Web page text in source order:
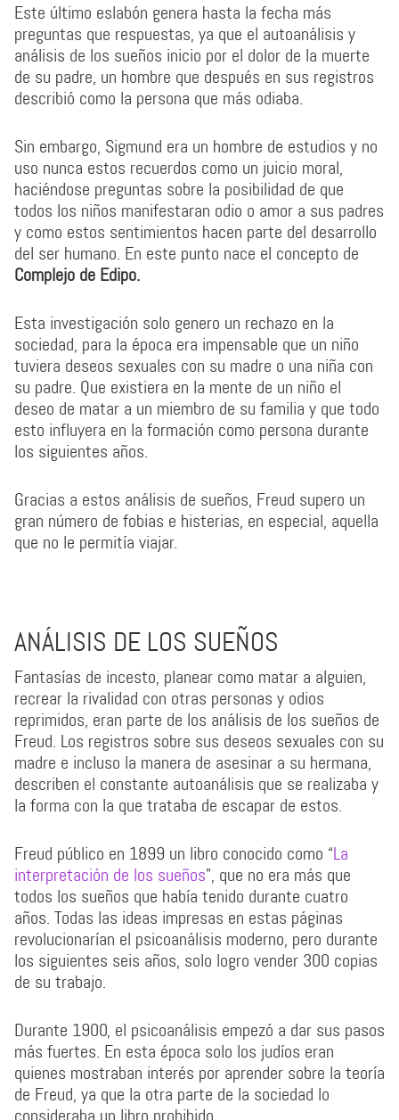
Este último eslabón genera hasta la fecha más
preguntas que respuestas, ya que el autoanálisis y
análisis de los sueños inicio por el dolor de la muerte
de su padre, un hombre que después en sus registros
describió como la persona que más odiaba.
Sin embargo, Sigmund era un hombre de estudios y no
uso nunca estos recuerdos como un juicio moral,
haciéndose preguntas sobre la posibilidad de que
todos los niños manifestaran odio o amor a sus padres
y como estos sentimientos hacen parte del desarrollo
del ser humano. En este punto nace el concepto de
Complejo de Edipo.
Esta investigación solo genero un rechazo en la
sociedad, para la época era impensable que un niño
tuviera deseos sexuales con su madre o una niña con
su padre. Que existiera en la mente de un niño el
deseo de matar a un miembro de su familia y que todo
esto influyera en la formación como persona durante
los siguientes años.
Gracias a estos análisis de sueños, Freud supero un
gran número de fobias e histerias, en especial, aquella
que no le permitía viajar.
ANÁLISIS DE LOS SUEÑOS
Fantasías de incesto, planear como matar a alguien,
recrear la rivalidad con otras personas y odios
reprimidos, eran parte de los análisis de los sueños de
Freud. Los registros sobre sus deseos sexuales con su
madre e incluso la manera de asesinar a su hermana,
describen el constante autoanálisis que se realizaba y
la forma con la que trataba de escapar de estos.
Freud público en 1899 un libro conocido como “La
interpretación de los sueños”, que no era más que
todos los sueños que había tenido durante cuatro
años. Todas las ideas impresas en estas páginas
revolucionarían el psicoanálisis moderno, pero durante
los siguientes seis años, solo logro vender 300 copias
de su trabajo.
Durante 1900, el psicoanálisis empezó a dar sus pasos
más fuertes. En esta época solo los judíos eran
quienes mostraban interés por aprender sobre la teoría
de Freud, ya que la otra parte de la sociedad lo